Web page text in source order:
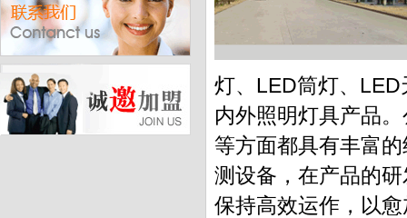
灯、LED筒灯、
内外照明灯具产品
等方面都具有丰富
测设备，在产品的
保持高效运作，以